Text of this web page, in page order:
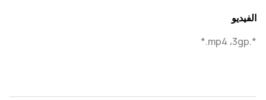
الفيديو
*.3gp، ‏‎*.mp4